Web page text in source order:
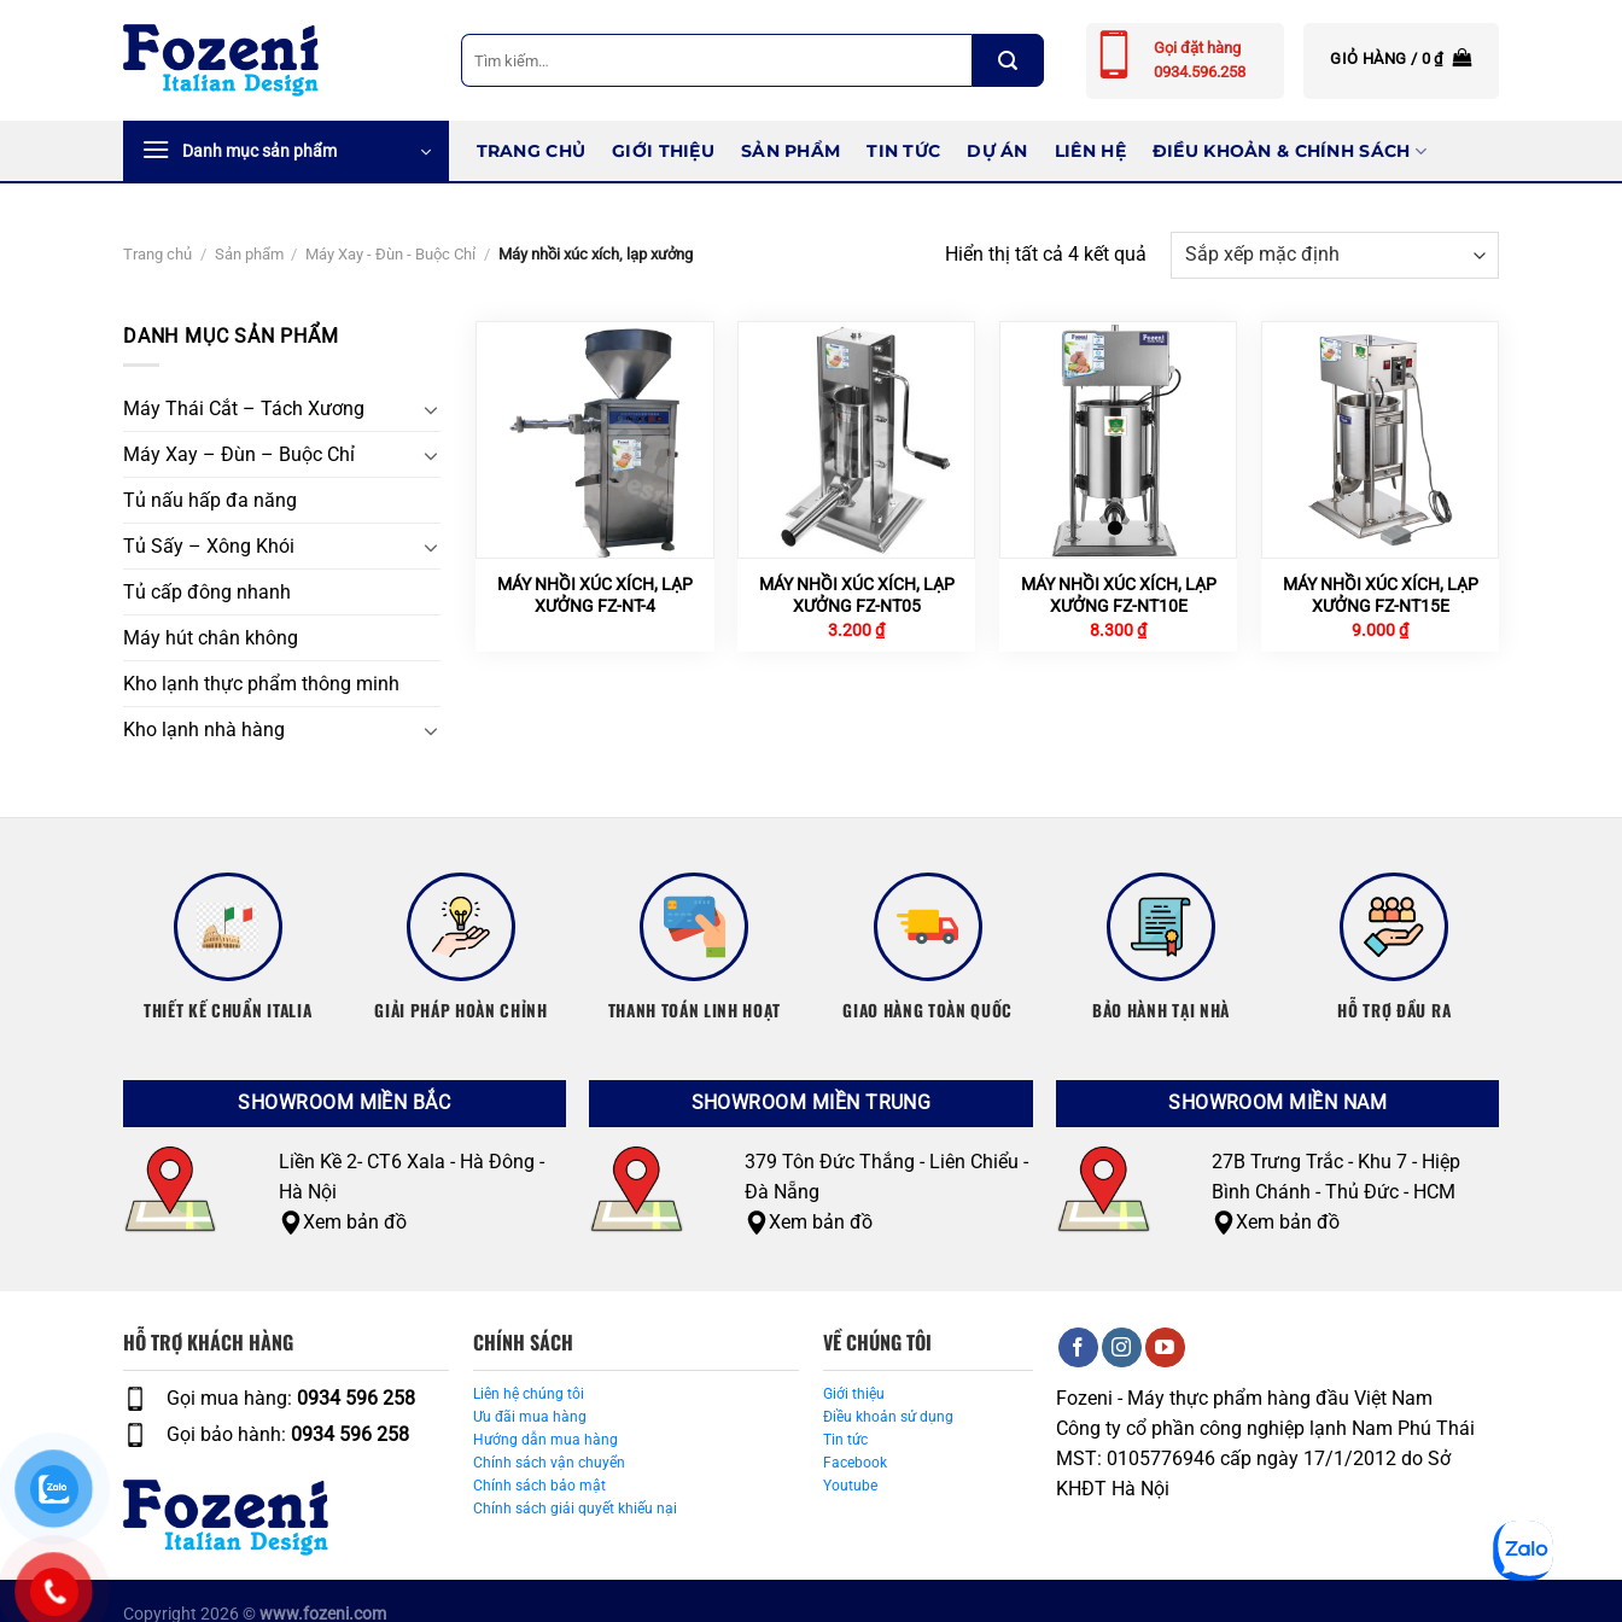
Tìm
kiếm:
Gọi đặt hàng
0934.596.258
GIỎ HÀNG / 0₫
Danh mục sản phẩm TRANG CHỦ GIỚI THIỆU SẢN PHẨM TIN TỨC DỰ ÁN LIÊN HỆ ĐIỀU KHOẢN & CHÍNH SÁCH
Trang chủ / Sản phẩm / Máy Xay - Đùn - Buộc Chỉ / Máy nhồi xúc xích, lạp xưởng Hiển thị tất cả 4 kết quả
DANH MỤC SẢN PHẨM
Máy Thái Cắt – Tách Xương
Máy Xay – Đùn – Buộc Chỉ
Tủ nấu hấp đa năng
Tủ Sấy – Xông Khói
Tủ cấp đông nhanh
Máy hút chân không
Kho lạnh thực phẩm thông minh
Kho lạnh nhà hàng
MÁY NHỒI XÚC XÍCH, LẠP
XƯỞNG FZ-NT-4
MÁY NHỒI XÚC XÍCH, LẠP
XƯỞNG FZ-NT05
3.200₫
MÁY NHỒI XÚC XÍCH, LẠP
XƯỞNG FZ-NT10E
8.300₫
MÁY NHỒI XÚC XÍCH, LẠP
XƯỞNG FZ-NT15E
9.000₫
THIẾT KẾ CHUẨN ITALIA GIẢI PHÁP HOÀN CHỈNH THANH TOÁN LINH HOẠT GIAO HÀNG TOÀN QUỐC BẢO HÀNH TẠI NHÀ HỖ TRỢ ĐẦU RA
SHOWROOM MIỀN BẮC
Liền Kề 2- CT6 Xala - Hà Đông -
Hà Nội
Xem bản đồ
SHOWROOM MIỀN TRUNG
379 Tôn Đức Thắng - Liên Chiểu -
Đà Nẵng
Xem bản đồ
SHOWROOM MIỀN NAM
27B Trưng Trắc - Khu 7 - Hiệp
Bình Chánh - Thủ Đức - HCM
Xem bản đồ
HỖ TRỢ KHÁCH HÀNG
Gọi mua hàng: 0934 596 258
Gọi bảo hành: 0934 596 258
CHÍNH SÁCH
Liên hệ chúng tôi
Ưu đãi mua hàng
Hướng dẫn mua hàng
Chính sách vận chuyển
Chính sách bảo mật
Chính sách giải quyết khiếu nại
VỀ CHÚNG TÔI
Giới thiệu
Điều khoản sử dụng
Tin tức
Facebook
Youtube
Fozeni - Máy thực phẩm hàng đầu Việt Nam
Công ty cổ phần công nghiệp lạnh Nam Phú Thái
MST: 0105776946 cấp ngày 17/1/2012 do Sở
KHĐT Hà Nội
Copyright 2026 ©www.fozeni.com